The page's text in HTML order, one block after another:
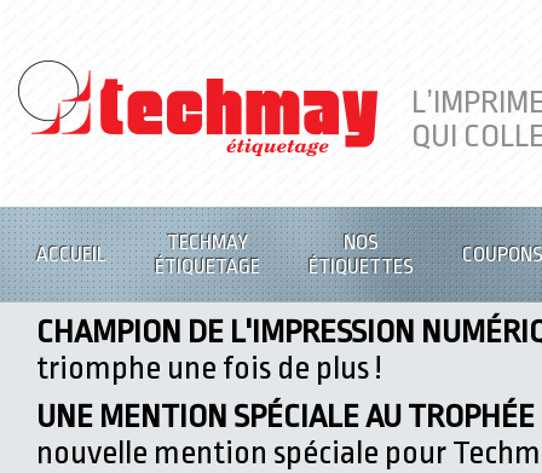
QUI
ACCUEIL
TECHMAY
ÉTIQUETAGE
NOS
ÉTIQUETTES
COUPONS
CHAMPION DE L'IMPRESSION
triomphe une fois de plus !
UNE MENTION SPÉCIALE AU
nouvelle mention spéciale pour